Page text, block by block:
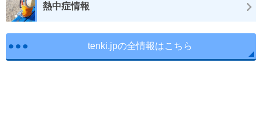
熱中症情報
tenki.jpの全情報はこちら